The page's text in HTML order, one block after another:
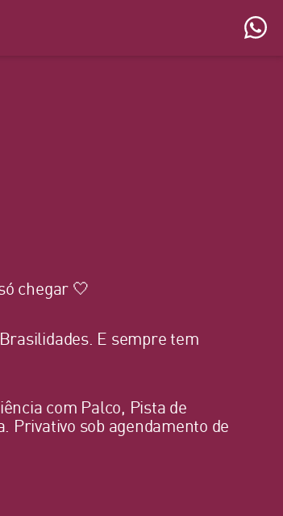
chegar 🤍
E sempre tem
com Palco, Pista de
Privativo sob agendamento de